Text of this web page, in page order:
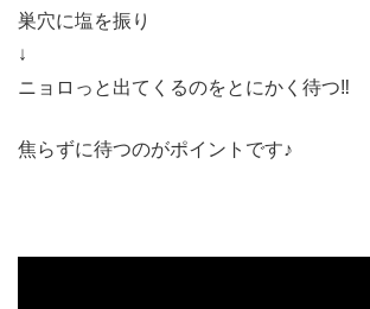
巣穴に塩を振り
↓
ニョロっと出てくるのをとにかく待つ‼︎
焦らずに待つのがポイントです♪